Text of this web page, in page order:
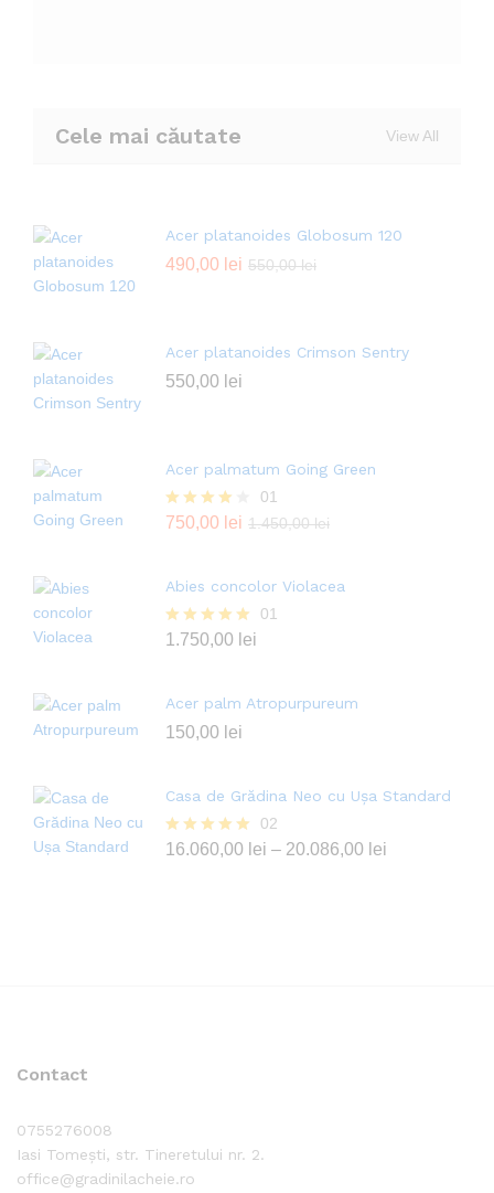
Cele mai căutate View All
Acer platanoides Globosum 120
490,00 lei 550,00lei
Acer platanoides Crimson Sentry
550,00 lei
Acer palmatum Going Green
Evaluat la
01
750,00 lei 1.450,00lei
Abies concolor Violacea
Evaluat la
01
1.750,00 lei
Acer palm Atropurpureum
150,00 lei
Casa de Grădina Neo cu Ușa Standard
Evaluat la
02
16.060,00 lei – 20.086,00 lei
Contact
0755276008
Iasi Tomești, str. Tineretului nr. 2.
office@gradinilacheie.ro